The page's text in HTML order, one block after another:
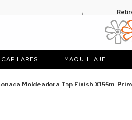
CAPILARES MAQUILLAJE
Moldeadora Top Finish X155ml